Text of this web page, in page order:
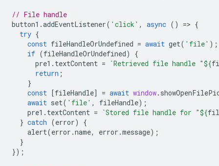
// File handle
button1 .addEventListener( 'click' , async () => {
try {
const fileHandleOrUndefined = await get( 'file' );
if (fileHandleOrUndefined)
{
pre1 . textContent = `Retrieved file handle "${
return ;
}
const [fileHandle] = await window.
await set( 'file' , fileHandle);
pre1 . textContent = `Stored file handle for "${
} catch (error)
{
alert(error .name, error .message);
}
});